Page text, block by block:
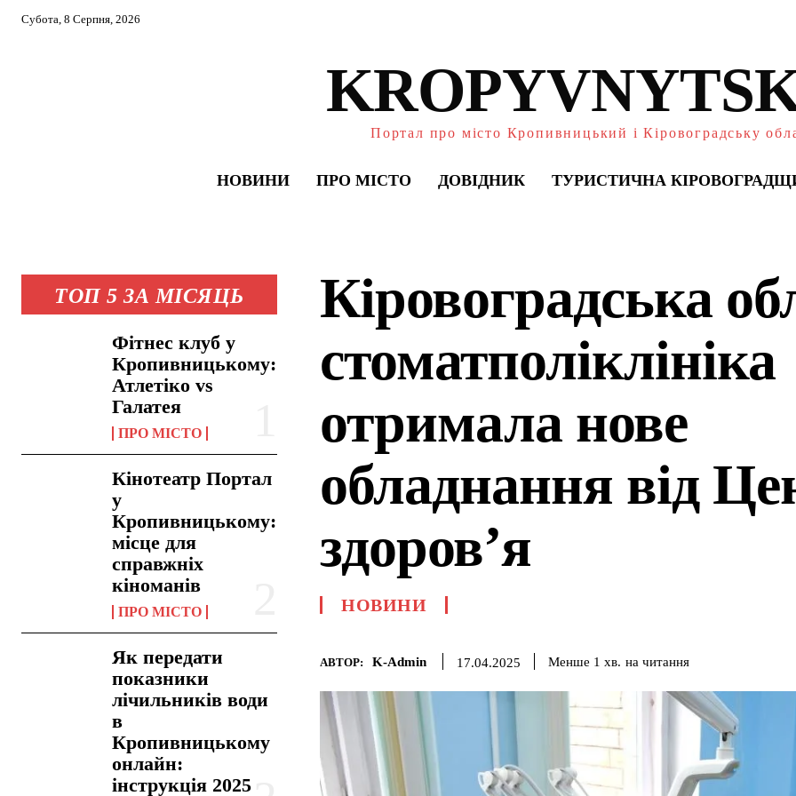
Субота, 8 Серпня, 2026
Портал про місто Кропивницький і Кіровоградську
НОВИНИ ПРО МІСТО ДОВІДНИК ТУРИСТИЧНА
ТОП 5 ЗА МІСЯЦЬ
Фітнес клуб у
Кропивницькому:
Атлетіко vs
Галатея
ПРО МІСТО
Кінотеатр Портал
у
Кропивницькому:
місце для
справжніх
кіноманів
ПРО МІСТО
Як передати
показники
лічильників води
в
Кропивницькому
онлайн:
інструкція 2025
Кіровоградська
стоматполіклініка
отримала нове
обладнання від
здоров’я
НОВИНИ
АВТОР: K-Admin 17.04.2025 Менше 1 хв. на читання